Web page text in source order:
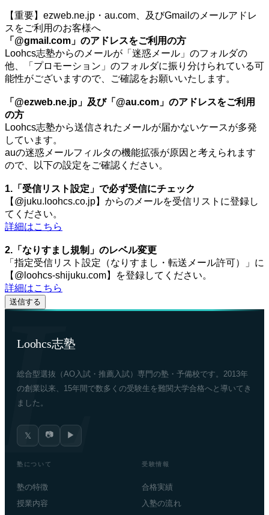
【重要】ezweb.ne.jp・au.com、及びGmailのメールアドレ
スをご利用のお客様へ
「@gmail.com」のアドレスをご利用の方
Loohcs志塾からのメールが「迷惑メール」のフォルダの
他、「プロモーション」のフォルダに振り分けられている可
能性がございますので、ご確認をお願いいたします。
「@ezweb.ne.jp」及び「@au.com」のアドレスをご利用
の方
Loohcs志塾から送信されたメールが届かないケースが多発
しています。
auの迷惑メールフィルタの機能拡張が原因と考えられます
ので、以下の設定をご確認ください。
1.「受信リスト設定」で必ず受信にチェック
【@juku.loohcs.co.jp】からのメールを受信リストに登録し
てください。
詳細はこちら
2.「なりすまし規制」のレベル変更
「指定受信リスト設定（なりすまし・転送メール許可）」に
【@loohcs-shijuku.com】を登録してください。
詳細はこちら
Loohcs志塾
総合型選抜（AO入試・推薦入試）専門の塾・予備校です。2013年
の創業以来、15年間で数多くの受験生を難関大学合格へと導いてき
ました。
𝕏 📷 ▶
塾について
塾の特徴
授業内容
受験情報
合格実績
入塾の流れ